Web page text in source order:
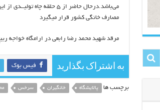
مصارف خانگی کشور قرار میگیرد
مرقد شهید محمد رضا رابعی در ارامگاه خواجه
به اشتراک بگذارید فیس بوک
برچسب ها پالایشگاه خانگیران سرخس